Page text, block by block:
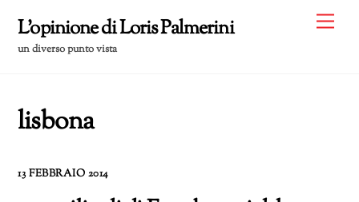
content
L'opinione di Loris Palmerini
un diverso punto vista
lisbona
13 FEBBRAIO 2014